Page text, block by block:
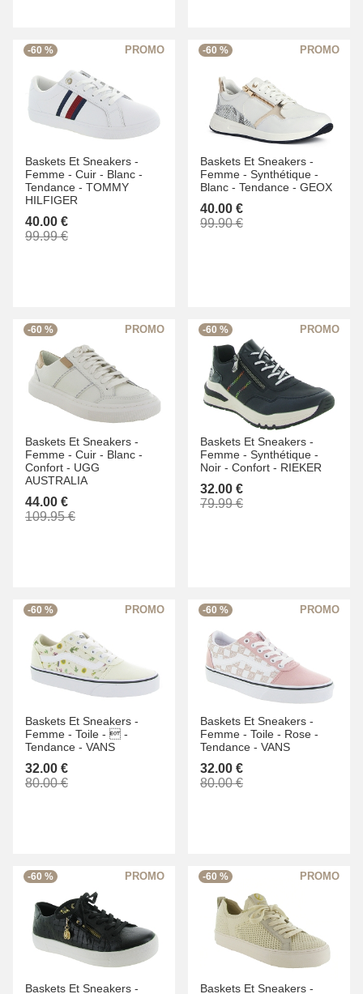
-60 %
Baskets Et Sneakers -
Femme - Cuir - Blanc -
Tendance - TOMMY
HILFIGER
40.00 €
99.99 €
-60 %
Baskets Et Sneakers -
Femme - Synthétique -
Blanc - Tendance - GEOX
40.00 €
99.90 €
-60 %
Baskets Et Sneakers -
Femme - Cuir - Blanc -
Confort - UGG
AUSTRALIA
44.00 €
109.95 €
-60 %
Baskets Et Sneakers -
Femme - Synthétique -
Noir - Confort - RIEKER
32.00 €
79.99 €
-60 %
Baskets Et Sneakers -
Femme - Toile -  -
Tendance - VANS
32.00 €
80.00 €
-60 %
Baskets Et Sneakers -
Femme - Toile - Rose -
Tendance - VANS
32.00 €
80.00 €
-60 %
Baskets Et Sneakers -
-60 %
Baskets Et Sneakers -